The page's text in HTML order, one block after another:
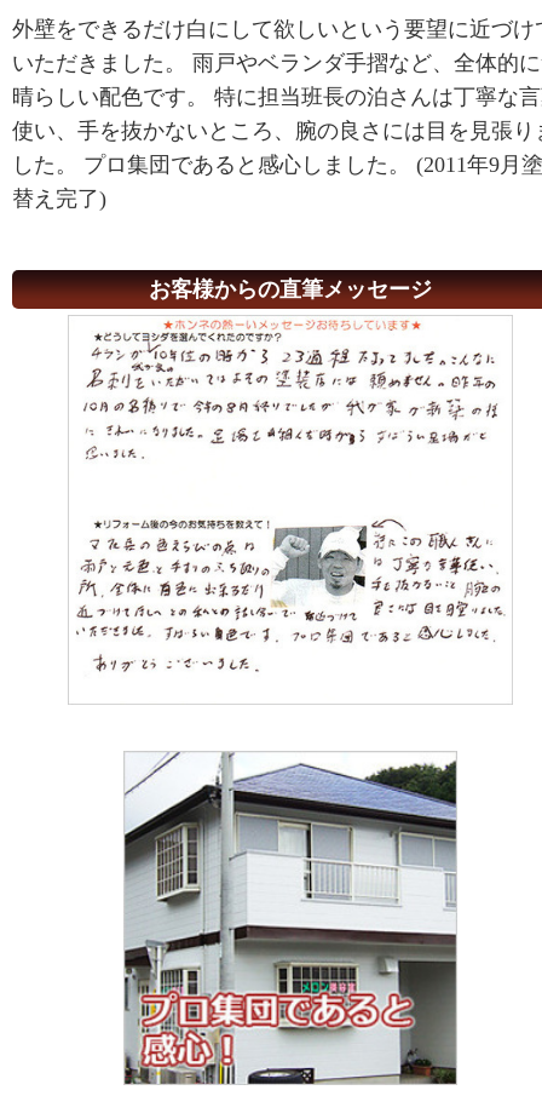
外壁をできるだけ白にして欲しいという要望に近づけ
いただきました。 雨戸やベランダ手摺など、全体的
晴らしい配色です。 特に担当班長の泊さんは丁寧な
使い、手を抜かないところ、腕の良さには目を見張り
した。 プロ集団であると感心しました。 (2011年9月
替え完了)
お客様からの直筆メッセージ